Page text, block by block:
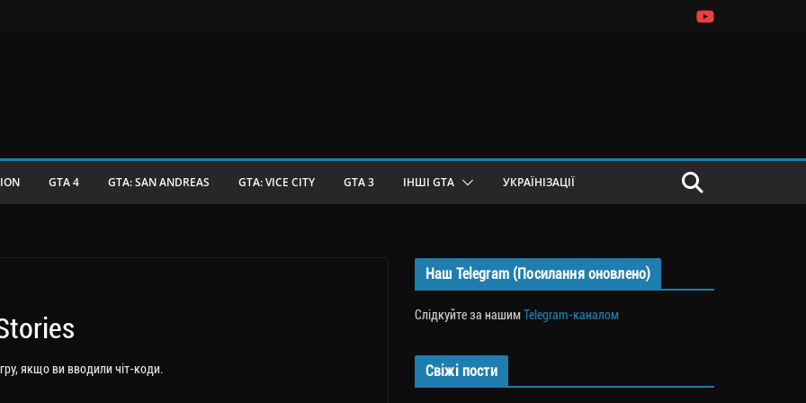
GTA 4 GTA: SAN ANDREAS GTA: VICE CITY GTA 3 ІНШІ GTA УКРАЇНІЗАЦІЇ
якщо ви вводили чіт-коди.
Наш Telegram (Посилання оновлено)
Слідкуйте за нашимTelegram-каналом
Свіжі пости